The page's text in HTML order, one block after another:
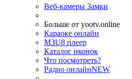
Веб-камеры Замки
Больше от yootv.online
Караоке онлайн
M3U8 плеер
Каталог иконок
Что посмотреть?
Радио онлайнNEW